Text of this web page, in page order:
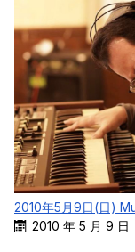
2010年5月9日(日)
2010 年 5 月 9 日